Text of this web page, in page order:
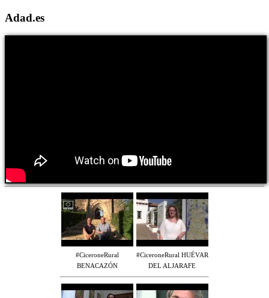
Adad.es
#CiceroneRural
BENACAZÓN
#CiceroneRural HUÉVAR
DEL ALJARAFE